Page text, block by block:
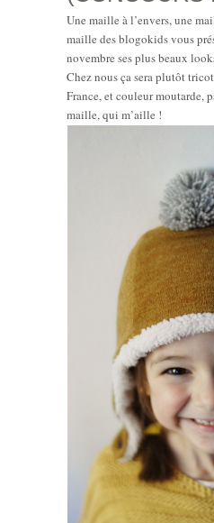
Une maille à l’envers, une
maille des blogokids vous
novembre ses plus beaux
Chez nous ça sera plutôt
France, et couleur moutarde,
maille, qui m’aille !